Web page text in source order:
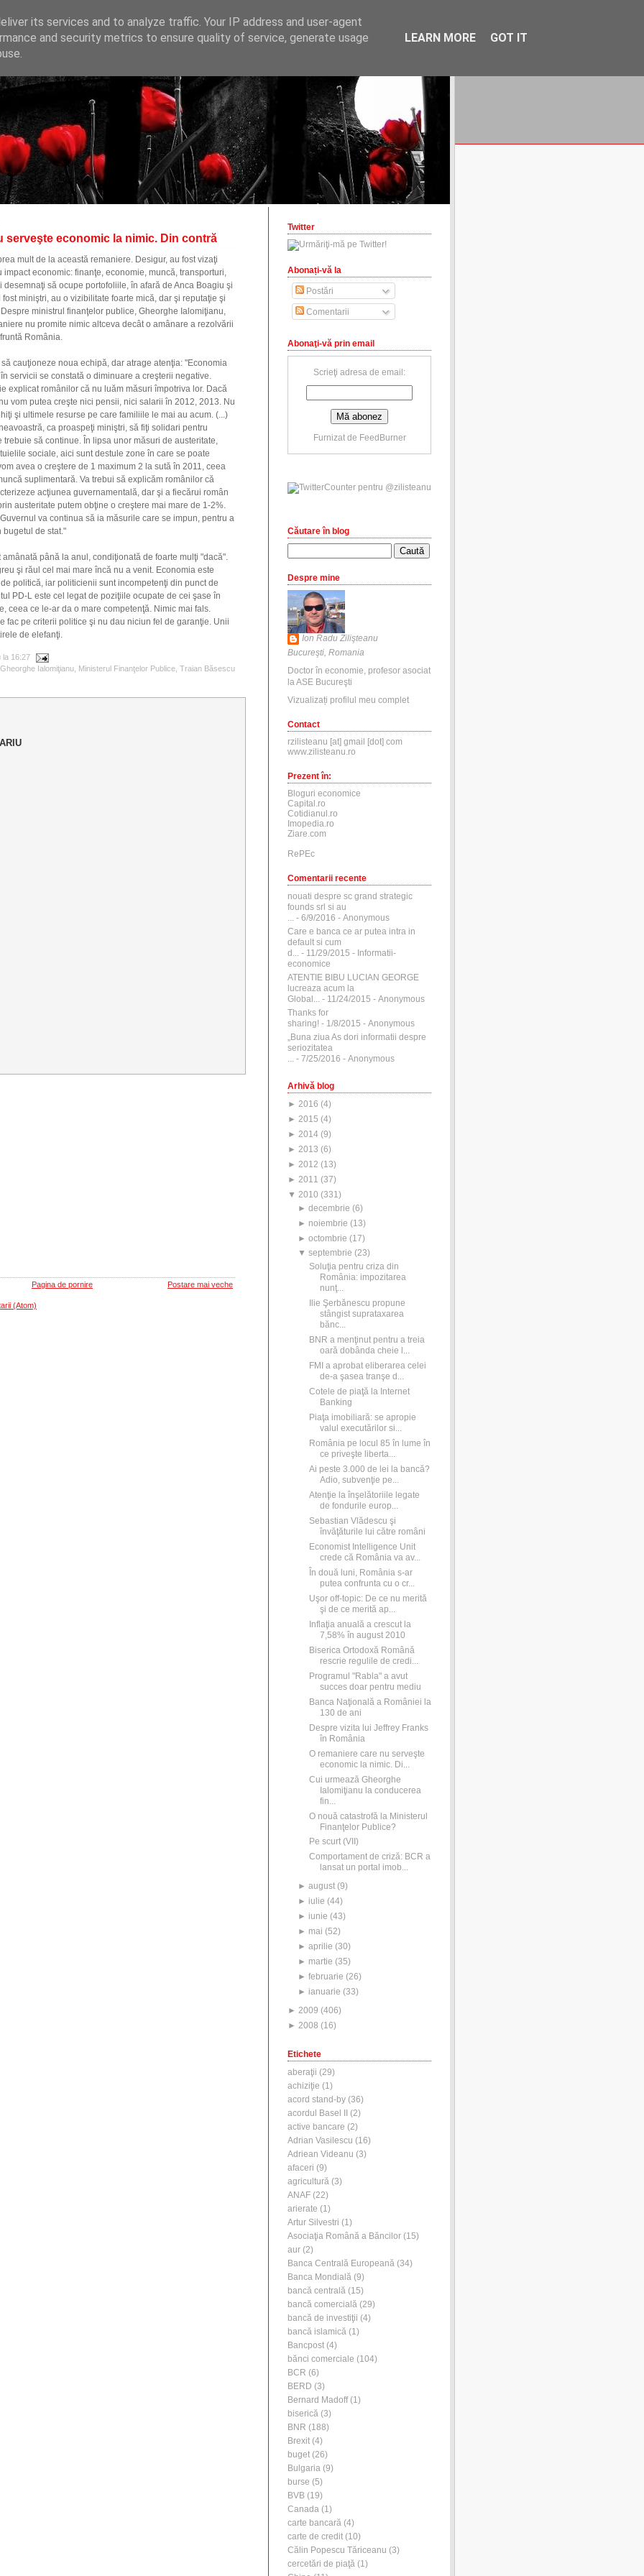
economice
serveşte economic la nimic. Din contră
mult de la această remaniere. Desigur, au fost vizaţi
economic: finanţe, economie, muncă, transporturi,
să ocupe portofoliile, în afară de Anca Boagiu şi
miniştri, au o vizibilitate foarte mică, dar şi reputaţie şi
ministrul finanţelor publice, Gheorghe Ialomiţianu,
nu promite nimic altceva decât o amânare a rezolvării
România.
cauţioneze noua echipă, dar atrage atenţia: "Economia
servicii se constată o diminuare a creşterii negative.
explicat românilor că nu luăm măsuri împotriva lor. Dacă
vom putea creşte nici pensii, nici salarii în 2012, 2013. Nu
şi ultimele resurse pe care familiile le mai au acum. (...)
ca proaspeţi miniştri, să fiţi solidari pentru
trebuie să continue. În lipsa unor măsuri de austeritate,
sociale, aici sunt destule zone în care se poate
avea o creştere de 1 maximum 2 la sută în 2011, ceea
suplimentară. Va trebui să explicăm românilor că
acţiunea guvernamentală, dar şi a fiecărui român
austeritate putem obţine o creştere mai mare de 1-2%.
va continua să ia măsurile care se impun, pentru a
bugetul de stat."
până la anul, condiţionată de foarte mulţi "dacă".
şi răul cel mai mare încă nu a venit. Economia este
politică, iar politicienii sunt incompetenţi din punct de
PD-L este cel legat de poziţiile ocupate de cei şase în
ceea ce le-ar da o mare competenţă. Nimic mai fals.
fac pe criterii politice şi nu dau niciun fel de garanţie. Unii
de elefanţi.
la 16:27
Gheorghe Ialomiţianu Ministerul Finanţelor Publice Traian Băsescu
Postare mai veche
Pagina de pornire
(Atom)
Twitter
Abonați-vă la
Postări
Comentarii
Abonaţi-vă prin email
Scrieţi adresa de email:
Furnizat de FeedBurner
Căutare în blog
Despre mine
Ion Radu Zilişteanu
Bucureşti, Romania
Doctor în economie, profesor asociat
la ASE Bucureşti
Vizualizați profilul meu complet
Contact
rzilisteanu [at] gmail [dot] com
www.zilisteanu.ro
Prezent în:
Bloguri economice
Capital.ro
Cotidianul.ro
Imopedia.ro
Ziare.com
RePEc
Comentarii recente
nouati despre sc grand strategic
founds srl si au
... - 6/9/2016 - Anonymous
Care e banca ce ar putea intra in
default si cum
d... - 11/29/2015 - Informatii-
economice
ATENTIE BIBU LUCIAN GEORGE
lucreaza acum la
Global... - 11/24/2015 - Anonymous
Thanks for
sharing! - 1/8/2015 - Anonymous
„Buna ziua As dori informatii despre
seriozitatea
... - 7/25/2016 - Anonymous
Arhivă blog
► 2016 (4)
► 2015 (4)
► 2014 (9)
► 2013 (6)
► 2012 (13)
► 2011 (37)
▼ 2010 (331 )
►decembrie (6)
► noiembrie (13)
►octombrie (17)
▼septembrie (23)
Soluţia pentru criza din
România: impozitarea
nunţ...
Ilie Şerbănescu propune
stângist suprataxarea
bănc...
BNR a menţinut pentru a treia
oară dobânda cheie l...
FMI a aprobat eliberarea celei
de-a şasea tranşe d...
Cotele de piaţă la Internet
Banking
Piaţa imobiliară: se apropie
valul executărilor si...
România pe locul 85 în lume în
ce priveşte liberta...
Ai peste 3.000 de lei la bancă?
Adio, subvenţie pe...
Atenţie la înşelătoriile legate
de fondurile europ...
Sebastian Vlădescu şi
învăţăturile lui către români
Economist Intelligence Unit
crede că România va av...
În două luni, România s-ar
putea confrunta cu o cr...
Uşor off-topic: De ce nu merită
şi de ce merită ap...
Inflaţia anuală a crescut la
7,58% în august 2010
Biserica Ortodoxă Română
rescrie regulile de credi...
Programul "Rabla" a avut
succes doar pentru mediu
Banca Naţională a României la
130 de ani
Despre vizita lui Jeffrey Franks
în România
O remaniere care nu serveşte
economic la nimic. Di...
Cui urmează Gheorghe
Ialomiţianu la conducerea
fin...
O nouă catastrofă la Ministerul
Finanţelor Publice?
Pe scurt (VII)
Comportament de criză: BCR a
lansat un portal imob...
►august (9)
► iulie (44)
► iunie (43)
► mai (52)
►aprilie (30)
► martie (35)
►februarie (26)
► ianuarie (33)
► 2009 (406)
► 2008 (16)
Etichete
aberaţii (29)
achiziţie (1)
acord stand-by (36)
acordul Basel II (2)
active bancare (2)
Adrian Vasilescu (16)
Adriean Videanu (3)
afaceri (9)
agricultură (3)
ANAF (22)
arierate (1)
Artur Silvestri (1)
Asociaţia Română a Băncilor (15)
aur (2)
Banca Centrală Europeană (34)
Banca Mondială (9)
bancă centrală (15)
bancă comercială (29)
bancă de investiţii (4)
bancă islamică (1)
Bancpost (4)
bănci comerciale (104)
BCR (6)
BERD (3)
Bernard Madoff(1)
biserică (3)
BNR (188)
Brexit (4)
buget (26)
Bulgaria (9)
burse (5)
BVB (19)
Canada (1)
carte bancară (4)
carte de credit (10)
Călin Popescu Tăriceanu (3)
cercetări de piaţă (1)
its services and to analyze traffic. Your IP address and user-agent
and security metrics to ensure quality of service, generate usage
LEARN MORE GOT IT